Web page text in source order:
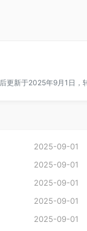
更新于2025年9月1日，
2025-09-01
2025-09-01
2025-09-01
2025-09-01
2025-09-01